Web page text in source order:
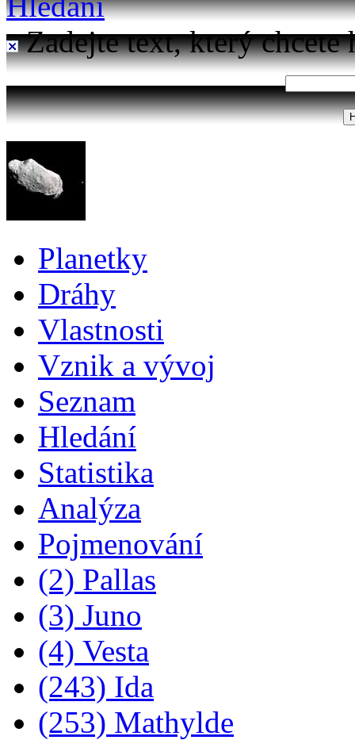
Zadejte text, který chcete
Planetky
Dráhy
Vlastnosti
Vznik a vývoj
Seznam
Hledání
Statistika
Analýza
Pojmenování
(2) Pallas
(3) Juno
(4) Vesta
(243) Ida
(253) Mathylde